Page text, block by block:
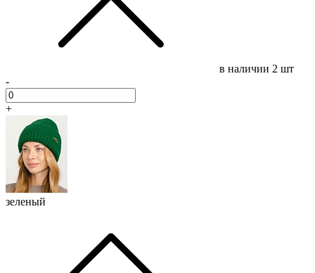
в наличии 2 шт
-
+
зеленый